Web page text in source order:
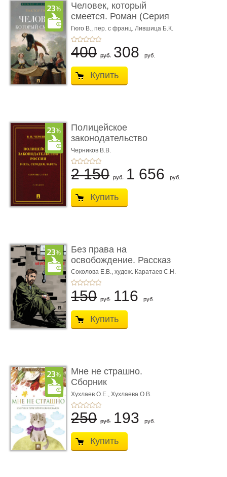
Человек, который
смеется. Роман (Серия
«Роман с ...
Гюго В., пер. с франц. Лившица Б.К.
400 руб. 308 руб.
Купить
Полицейское
законодательство
России: вчера, с� ...
Черников В.В.
2 150 руб. 1 656 руб.
Купить
Без права на
освобождение. Рассказ
Соколова Е.В., худож. Каратаев С.Н.
150 руб. 116 руб.
Купить
Мне не страшно.
Сборник
терапевтических
сказо� ...
Хухлаев О.Е., Хухлаева О.В.
250 руб. 193 руб.
Купить